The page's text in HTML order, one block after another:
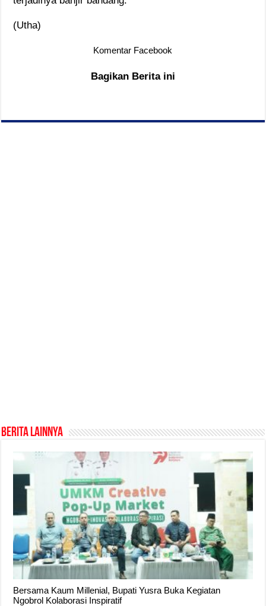
(Utha)
Komentar Facebook
Bagikan Berita ini
Berita Lainnya
Bersama Kaum Millenial, Bupati Yusra Buka Kegiatan
Ngobrol Kolaborasi Inspiratif